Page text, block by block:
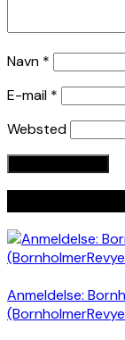
Navn *
E-mail *
Websted
Anmeldelse: